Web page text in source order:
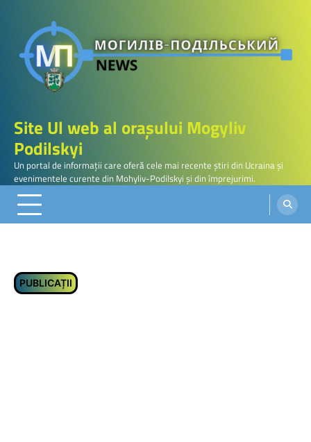
content
Site Ul web al orașului Mogyliv
Podilskyi
Un portal de informații care oferă cele mai recente știri din Ucraina și
evenimentele curente din Mohyliv-Podilskyi și din împrejurimi.
PUBLICAȚII